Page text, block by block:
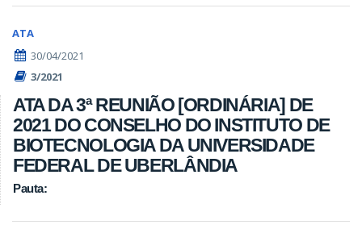
ATA
30/04/2021
3/2021
ATA DA 3ª REUNIÃO [ORDINÁRIA] DE
2021 DO CONSELHO DO INSTITUTO DE
BIOTECNOLOGIA DA UNIVERSIDADE
FEDERAL DE UBERLÂNDIA
Pauta: